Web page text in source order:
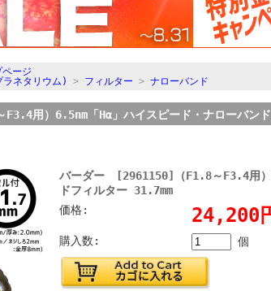
ージ
ネタリウム) > フィルター > ナローバンド
用）6.5nm「Hα」ハイスピード・ナローバン
バーダー [2961150]（F1.8～F3.4用）
ドフィルター 31.7mm
価格:
24,200
購入数: 個